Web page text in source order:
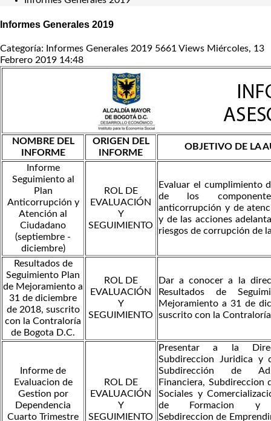
Informes Generales 2019
Categoría: Informes Generales 2019 5661 Views Miércoles, 13
Febrero 2019 14:48
NOMBRE DEL
INFORME
ORIGEN DEL
INFORME
OBJETIVO DE LA
Informe
Seguimiento al
Plan
Anticorrupción y
Atención al
Ciudadano
(septiembre -
diciembre)
ROL DE
EVALUACIÓN
Y
SEGUIMIENTO
Evaluar el cumplimiento
de los
anticorrupción y de
y de las acciones
riesgos de corrupción de
Resultados de
Seguimiento Plan
de Mejoramiento a
31 de diciembre
de 2018, suscrito
con la Contraloría
de Bogota D.C.
ROL DE
EVALUACIÓN
Y
SEGUIMIENTO
Dar a conocer a la
Resultados de
Mejoramiento a 31 de
suscrito con la
Informe de
Evaluacion de
Gestion por
Dependencia
Cuarto Trimestre
ROL DE
EVALUACIÓN
Y
SEGUIMIENTO
Presentar a la
Subdireccion Juridica y
Subdirección de
Financiera, Subdireccion
Sociales y
de Formacion y
Sebdireccion de